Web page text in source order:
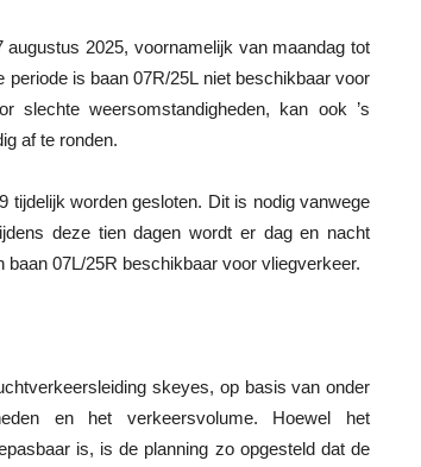
2025, voornamelijk van maandag tot
is baan 07R/25L niet beschikbaar voor
slechte weersomstandigheden, kan ook ’s
af te ronden.
tijdelijk worden gesloten. Dit is nodig vanwege
deze tien dagen wordt er dag en nacht
07L/25R beschikbaar voor vliegverkeer.
skeyes, op basis van onder
en het verkeersvolume. Hoewel het
is, is de planning zo opgesteld dat de